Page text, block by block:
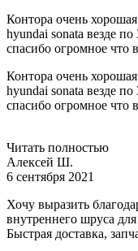
Контора очень
hyundai sonata везде
спасибо огромное что
Контора очень
hyundai sonata везде
спасибо огромное что
Читать полностью
Алексей Ш.
6 сентября 2021
Хочу выразить
внутреннего шруса
Быстрая доставка,